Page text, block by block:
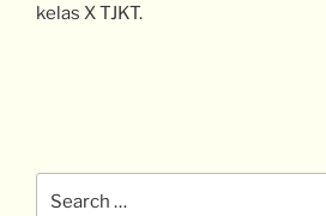
kelas X TJKT.